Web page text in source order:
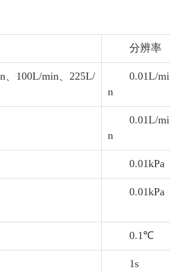
分辨率
100L/min、225L/
0.01L/mi
n
0.01L/mi
n
0.01kPa
0.01kPa
0.1℃
1s